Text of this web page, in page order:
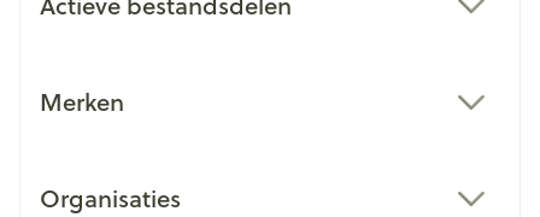
Merken
Organisaties